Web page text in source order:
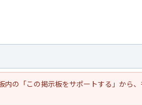
の「この掲示板をサポートする」から、